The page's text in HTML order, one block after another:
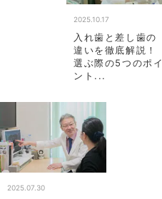
2025.10.17
入れ歯と差し歯の
違いを徹底解説！
選ぶ際の5つのポイ
ント...
2025.07.30